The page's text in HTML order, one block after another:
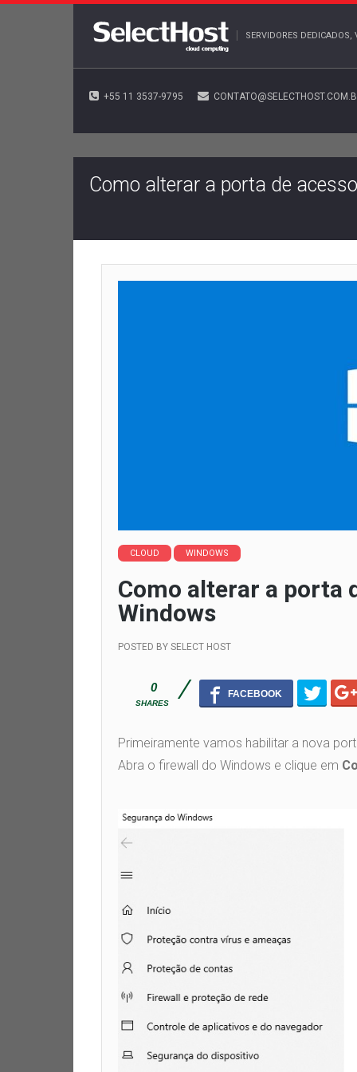
SERVIDORES
+55 11 3537-9795
Como alterar a porta de
CLOUD WINDOWS
Como alterar a porta
Windows
POSTED BY SELECT HOST
0
Primeiramente vamos habilitar a nova
Abra o firewall do Windows e clique em